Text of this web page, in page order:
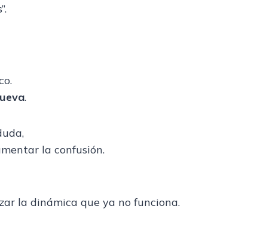
.
la confusión.
la dinámica que ya no funciona.